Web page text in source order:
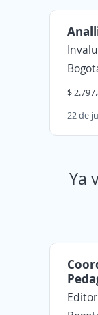
$
22 de
Ya